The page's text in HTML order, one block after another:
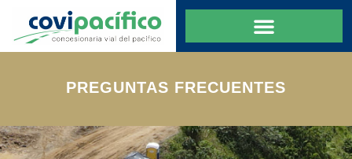
PREGUNTAS FRECUENTES